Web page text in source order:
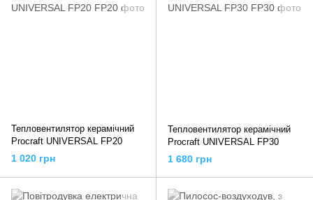
Тепловентилятор керамічний
Procraft UNIVERSAL FP20
1 020 грн
Тепловентилятор керамічний
Procraft UNIVERSAL FP30
1 680 грн